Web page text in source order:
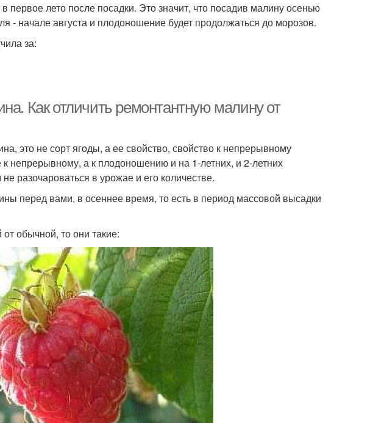
первое лето после посадки. Это значит, что посадив малину осенью
- начале августа и плодоношение будет продолжаться до морозов.
за:
Как отличить ремонтантную малину от
это не сорт ягоды, а ее свойство, свойство к непрерывному
непрерывному, а к плодоношению и на 1-летних, и 2-летних
разочароваться в урожае и его количестве.
перед вами, в осеннее время, то есть в период массовой высадки
обычной, то они такие: